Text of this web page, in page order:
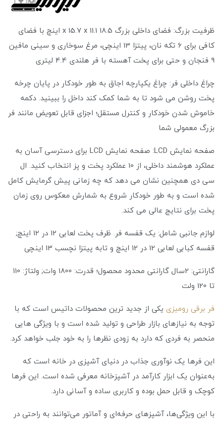
ظرفیت بزرگ: فضای داخلی بزرگ 18.5 x 15.7 x 11.1 اینچ با فضای
کافی برای 6 تکه نان، پیتزا 13 اینچی، مرغ سوخاری و سینی مافین
9 فنجان و حتی برای پخت آهسته با فر هلندی 4.4 لیتری
چراغ داخلی فر: چراغ یکپارچه اجاق به طور خودکار در پایان چرخه
پخت روشن می شود تا به شما کمک کند داخل را ببینید. دکمه
خاموش شدن خودکار و کنترل مستقل؛ اجزای قابل تعویض مانند فر
بزرگ معمولی شما
صفحه نمایش LCD: صفحه نمایش LCD برای دسترسی آسان به
عملکرد هوشمند داخلی، از 10 عملکرد پخت و پز انتخاب کنید. ال
سی دی همچنین نشان می دهد که چه زمانی پیش گرمایش کامل
شده است و به طور خودکار شروع به شمارش معکوس روی زمان
پخت برای نتایج عالی می کند.
لوازم جانبی شامل: یک قفسه فر. ظرف پخت لعابی 12 در 12 اینچ;
قفسه کبابی لعابی 12 در 12 اینچ و تابه پیتزا نچسب 13 اینچی
گارانتی: 2سال گارانتی محدود محصول؛ قدرت: 1800 وات; ولتاژ: 110
تا 120 ولت
فر برقی رومیزی یکی از جدید ترین محصولات داتیس است که با
توجه به نیازهای بازار طراحی و تولید شده است و با ویژگی هایی
منحصر به فردی که دارد به زودی نظرها را به خود جلب خواهد کرد.
این فرها یک نوآوری جذاب در دنیای آشپزی در خانه است که
به‌عنوان یک ابزار کارآمد در آشپزخانه معرفی شده است. این فرها
کوچک و قابل حمل بوده و کاربری ساده و آسانی دارد.
با این ویژگی‌ها، آشپزهای حرفه‌ای و آماتور می‌توانند به راحتی در